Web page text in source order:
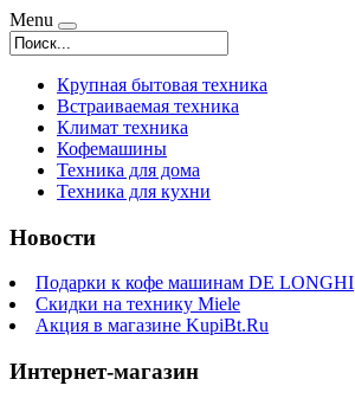
Menu
Крупная бытовая техника
Встраиваемая техника
Климат техника
Кофемашины
Техника для дома
Техника для кухни
Новости
Подарки к кофе машинам DE LONGHI
Скидки на технику Miele
Акция в магазине KupiBt.Ru
Интернет-магазин